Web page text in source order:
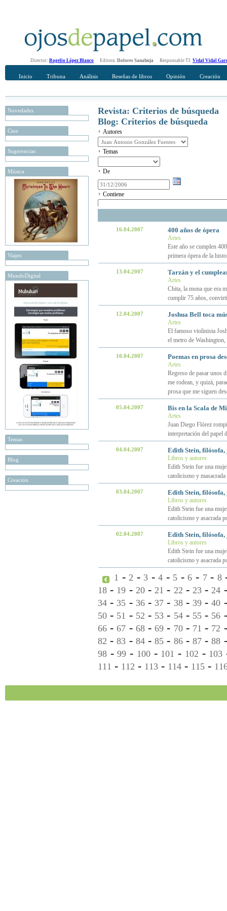
Director: Rogelio López Blanco Editora: Dolores Sanahuja Responsable TI: Vidal Vidal
Inicio Tribuna Análisis Reseñas de libros Opinión Creación
Novedades
Cine
Sugerencias
Música
Viajes
MundoDigital
Temas
Blog
Creación
Revista: Criterios de búsqueda
Blog: Criterios de búsqueda
Autores
Temas
De
Contiene
16.04.2007 400 años de ópera
Artes
Este año se cumplen
primera ópera de la
13.04.2007 Tarzán y el
Artes
Chita, la mona que era
cumplir 75 años,
12.04.2007 Joshua Bell toca
Artes
El famoso violinista
el metro de Washington,
10.04.2007 Poemas en prosa
Artes
Regreso de pasar unos
me rodean, y quizá,
prosa que me siguen
05.04.2007 Bis en la Scala de
Artes
Juan Diego Flórez
interpretación del papel
04.04.2007 Edith Stein,
Libros y autores
Edith Stein fue una
catolicismo y
03.04.2007 Edith Stein,
Libros y autores
Edith Stein fue una
catolicismo y asacrada
02.04.2007 Edith Stein,
Libros y autores
Edith Stein fue una
catolicismo y asacrada
1 -2 - 3 -4 - 5 -6 - 7- 8
18 - 19 - 20-21 - 22 - 23-24
34 - 35 - 36- 37 - 38- 39-40
50 - 51 - 52 - 53 - 54- 55- 56
66 -67 - 68-69 - 70- 71 - 72
82 -83 - 84-85 - 86- 87-88
98 -99 - 100- 101 - 102 - 103
111 - 112 - 113 - 114 - 115 -